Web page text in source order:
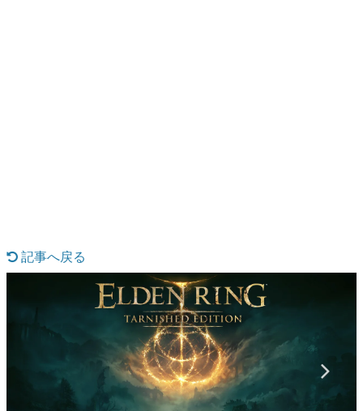
です。
ゲームが変えた日本語
「経験値」「裏技」「ラスボス」… ゲームにまつわる言葉
の起源や用法の変遷を、コンピューター文化史研究家・タ
イニーP氏が徹底調査。
カテゴリ
記事へ戻る